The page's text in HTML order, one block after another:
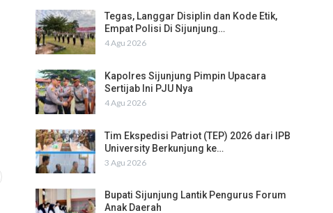
Tegas, Langgar Disiplin dan Kode Etik,
Empat Polisi Di Sijunjung…
4 Agu 2026
Kapolres Sijunjung Pimpin Upacara
Sertijab Ini PJU Nya
4 Agu 2026
Tim Ekspedisi Patriot (TEP) 2026 dari IPB
University Berkunjung ke…
3 Agu 2026
Bupati Sijunjung Lantik Pengurus Forum
Anak Daerah